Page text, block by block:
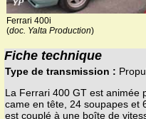
Ferrari 400i
(doc. Yalta Production)
Fiche technique
Type de transmission :
La Ferrari 400 GT est animée
came en tête, 24 soupapes et
est couplé à une boîte de